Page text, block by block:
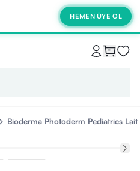
HEMEN ÜYE OL
Bioderma Photoderm Pediatrics